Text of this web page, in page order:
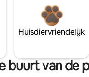
Huisdiervriendelijk
buurt van de